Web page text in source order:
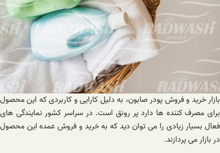
بازار خرید و فروش پودر صابون، به دلیل کارایی و کاربردی که این محصول
برای مصرف کننده ها دارد پر رونق است. در سراسر کشور نمایندگی های
فعال بسیار زیادی را می توان دید که به خرید و فروش عمده این محصول
در بازار می پردازند.